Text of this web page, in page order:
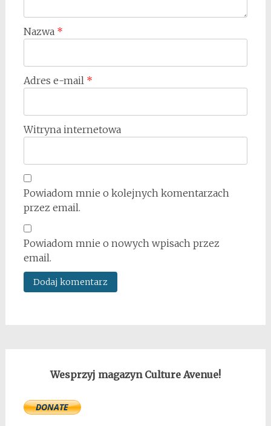
Nazwa *
Adres e-mail *
Witryna internetowa
Powiadom mnie o kolejnych komentarzach
przez email.
Powiadom mnie o nowych wpisach przez
email.
Wesprzyj magazyn Culture Avenue!